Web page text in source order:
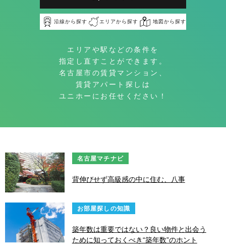
沿線から探す エリアから探す 地図から探す
エリアや駅などの条件を
指定し直すことができます。
名古屋市の賃貸マンション、
賃貸アパート探しは
ユニホーにお任せください！
名古屋マチナビ
背伸びせず高級感の中に住む、八事
お部屋探しの知識
築年数は重要ではない？良い物件と出会う
ために知っておくべき“築年数”のホント